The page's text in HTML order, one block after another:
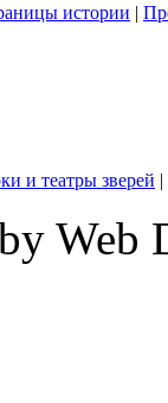
истории |
и театры зверей |
Web